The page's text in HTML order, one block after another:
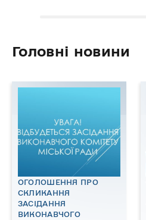
Головні новини
ОГОЛОШЕННЯ ПРО
СКЛИКАННЯ
ЗАСІДАННЯ
ВИКОНАВЧОГО